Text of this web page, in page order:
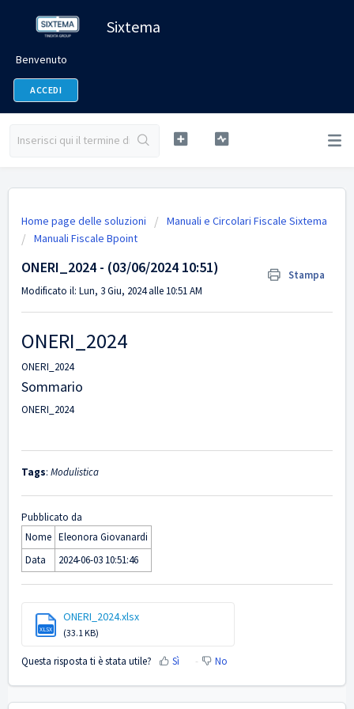
Sixtema
Benvenuto
ACCEDI
Home page delle soluzioni
Manuali e Circolari Fiscale Sixtema
Manuali Fiscale Bpoint
ONERI_2024 - (03/06/2024 10:51)
Stampa
Modificato il: Lun, 3 Giu, 2024 alle 10:51 AM
ONERI_2024
ONERI_2024
Sommario
ONERI_2024
Tags: Modulistica
Pubblicato da
Nome Eleonora Giovanardi
Data
2024-06-03 10:51:46
XLSX
ONERI_2024.xlsx
(33.1 KB)
Questa risposta ti è stata utile? Sì No